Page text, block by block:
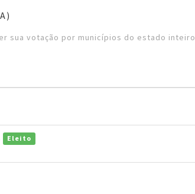
sua votação por municípios do estado inteiro
Eleito